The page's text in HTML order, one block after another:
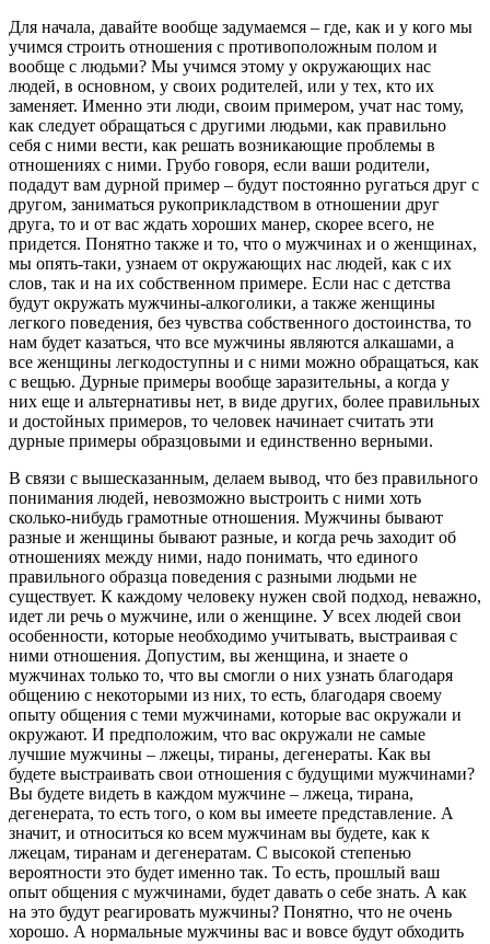
Для начала, давайте вообще задумаемся – где, как и у кого мы
учимся строить отношения с противоположным полом и
вообще с людьми? Мы учимся этому у окружающих нас
людей, в основном, у своих родителей, или у тех, кто их
заменяет. Именно эти люди, своим примером, учат нас тому,
как следует обращаться с другими людьми, как правильно
себя с ними вести, как решать возникающие проблемы в
отношениях с ними. Грубо говоря, если ваши родители,
подадут вам дурной пример – будут постоянно ругаться друг с
другом, заниматься рукоприкладством в отношении друг
друга, то и от вас ждать хороших манер, скорее всего, не
придется. Понятно также и то, что о мужчинах и о женщинах,
мы опять-таки, узнаем от окружающих нас людей, как с их
слов, так и на их собственном примере. Если нас с детства
будут окружать мужчины-алкоголики, а также женщины
легкого поведения, без чувства собственного достоинства, то
нам будет казаться, что все мужчины являются алкашами, а
все женщины легкодоступны и с ними можно обращаться, как
с вещью. Дурные примеры вообще заразительны, а когда у
них еще и альтернативы нет, в виде других, более правильных
и достойных примеров, то человек начинает считать эти
дурные примеры образцовыми и единственно верными.
В связи с вышесказанным, делаем вывод, что без правильного
понимания людей, невозможно выстроить с ними хоть
сколько-нибудь грамотные отношения. Мужчины бывают
разные и женщины бывают разные, и когда речь заходит об
отношениях между ними, надо понимать, что единого
правильного образца поведения с разными людьми не
существует. К каждому человеку нужен свой подход, неважно,
идет ли речь о мужчине, или о женщине. У всех людей свои
особенности, которые необходимо учитывать, выстраивая с
ними отношения. Допустим, вы женщина, и знаете о
мужчинах только то, что вы смогли о них узнать благодаря
общению с некоторыми из них, то есть, благодаря своему
опыту общения с теми мужчинами, которые вас окружали и
окружают. И предположим, что вас окружали не самые
лучшие мужчины – лжецы, тираны, дегенераты. Как вы
будете выстраивать свои отношения с будущими мужчинами?
Вы будете видеть в каждом мужчине – лжеца, тирана,
дегенерата, то есть того, о ком вы имеете представление. А
значит, и относиться ко всем мужчинам вы будете, как к
лжецам, тиранам и дегенератам. С высокой степенью
вероятности это будет именно так. То есть, прошлый ваш
опыт общения с мужчинами, будет давать о себе знать. А как
на это будут реагировать мужчины? Понятно, что не очень
хорошо. А нормальные мужчины вас и вовсе будут обходить